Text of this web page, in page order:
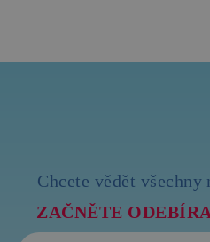
Chcete vědět
ZAČNĚTE